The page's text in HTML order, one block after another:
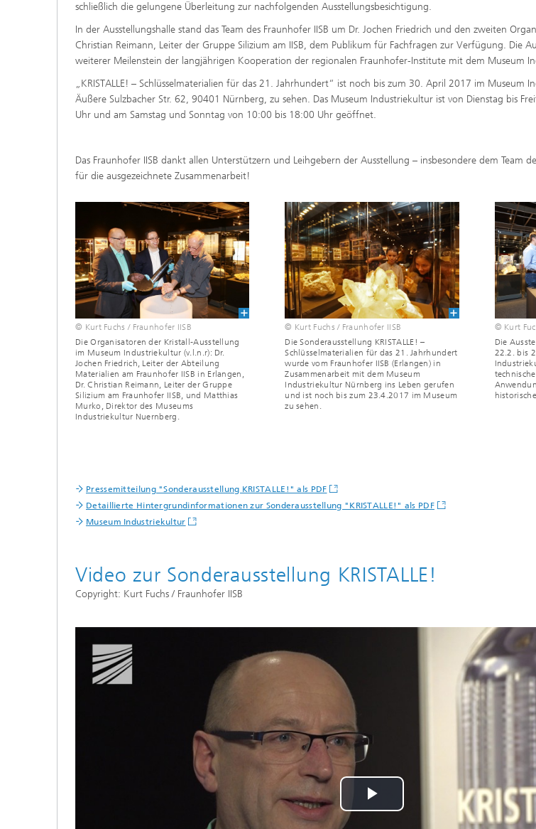
schließlich die gelungene Überleitung zur nachfolgenden Ausstellungsbesichtigung.
In der Ausstellungshalle stand das Team des Fraunhofer IISB um Dr. Jochen Friedrich und den zweiten
Christian Reimann, Leiter der Gruppe Silizium am IISB, dem Publikum für Fachfragen zur Verfügung. Die
weiterer Meilenstein der langjährigen Kooperation der regionalen Fraunhofer-Institute mit dem Museum
„KRISTALLE! – Schlüsselmaterialien für das 21. Jahrhundert“ ist noch bis zum 30. April 2017 im Museum
Äußere Sulzbacher Str. 62, 90401 Nürnberg, zu sehen. Das Museum Industriekultur ist von Dienstag bis
Uhr und am Samstag und Sonntag von 10:00 bis 18:00 Uhr geöffnet.
Das Fraunhofer IISB dankt allen Unterstützern und Leihgebern der Aus­stellung – insbesondere dem Team
für die ausgezeichnete Zusammen­arbeit!
© Kurt Fuchs / Fraunhofer IISB
Die Organisatoren der Kristall-Ausstellung
im Museum Industriekultur (v.l.n.r): Dr.
Jochen Friedrich, Leiter der Abteilung
Materialien am Fraunhofer IISB in Erlangen,
Dr. Christian Reimann, Leiter der Gruppe
Silizium am Fraunhofer IISB, und Matthias
Murko, Direktor des Museums
Industriekultur Nuernberg.
© Kurt Fuchs / Fraunhofer IISB
Die Sonderausstellung KRISTALLE! –
Schlüsselmaterialien für das 21. Jahrhundert
wurde vom Fraunhofer IISB (Erlangen) in
Zusammenarbeit mit dem Museum
Industriekultur Nürnberg ins Leben gerufen
und ist noch bis zum 23.4.2017 im Museum
zu sehen.
© Kurt
Die
22.2. bis
Pressemitteilung "Sonderausstellung KRISTALLE!" als PDF
Detaillierte Hintergrundinformationen zur Sonderausstellung "KRISTALLE!" als PDF
Museum Industriekultur
Video zur Sonderausstellung KRISTALLE!
Copyright: Kurt Fuchs / Fraunhofer IISB
Play